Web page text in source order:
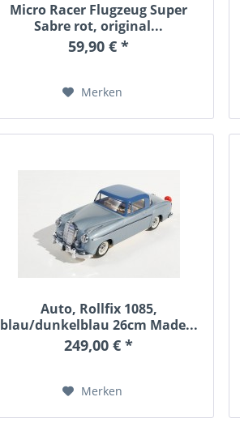
Micro Racer Flugzeug Super
Sabre rot, original...
59,90 € *
Merken
Auto, Rollfix 1085,
blau/dunkelblau 26cm Made...
249,00 € *
Merken